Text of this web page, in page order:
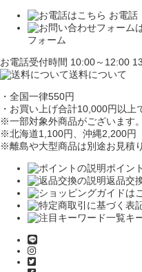
お電話
フォーム
お電話受付時間 10:00～12:00
送料について
・全国一律550円
・お買い上げ合計10,000円 以上
※一部対象外商品がございます。
※北海道1,100円、沖縄2,200円
※離島や大型商品は別途お見積
ポイン
返品交
キ